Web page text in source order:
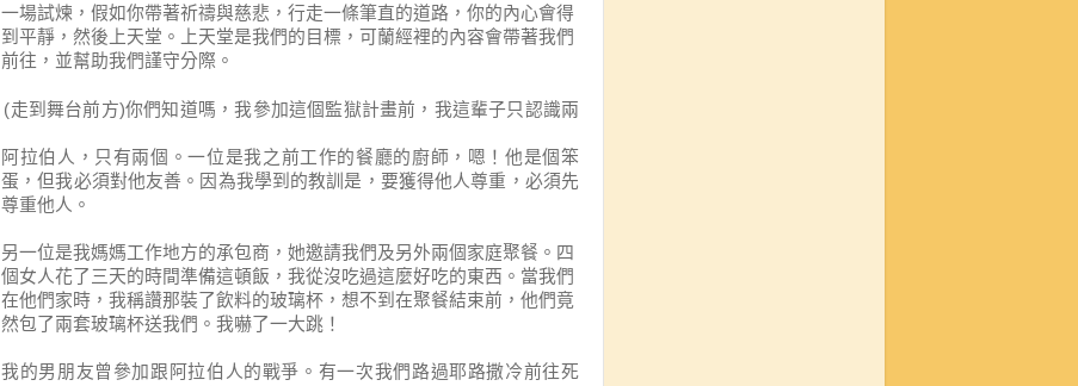
一場試煉，假如你帶著祈禱與慈悲，行走一條筆直的道路，你的內心會得
到平靜，然後上天堂。上天堂是我們的目標，可蘭經裡的內容會帶著我們
前往，並幫助我們謹守分際。
(走到舞台前方)你們知道嗎，我參加這個監獄計畫前，我這輩子只認識兩
阿拉伯人，只有兩個。一位是我之前工作的餐廳的廚師，嗯！他是個笨
蛋，但我必須對他友善。因為我學到的教訓是，要獲得他人尊重，必須先
尊重他人。
另一位是我媽媽工作地方的承包商，她邀請我們及另外兩個家庭聚餐。四
個女人花了三天的時間準備這頓飯，我從沒吃過這麼好吃的東西。當我們
在他們家時，我稱讚那裝了飲料的玻璃杯，想不到在聚餐結束前，他們竟
然包了兩套玻璃杯送我們。我嚇了一大跳！
我的男朋友曾參加跟阿拉伯人的戰爭。有一次我們路過耶路撒冷前往死